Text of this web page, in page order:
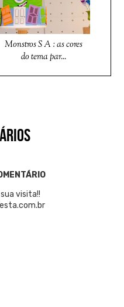
Monstros S A : as cores
do tema par...
visita!!